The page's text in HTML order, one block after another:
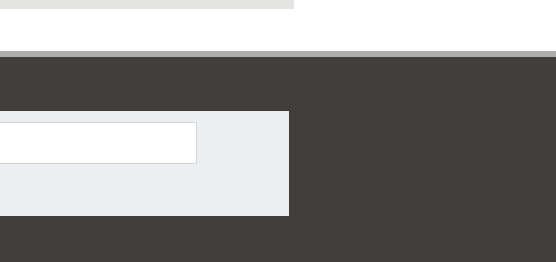
dazugehörigen Datenbank auf der
sind ebenfalls alle Weiterbildungsprofis
Mit diesem Nachschlagewerk und
Weiterbildung. Ideal als Erstinformation